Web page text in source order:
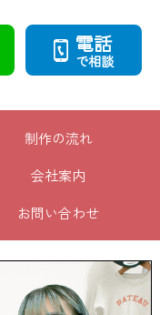
電話
で相談
制作の流れ
会社案内
お問い合わせ